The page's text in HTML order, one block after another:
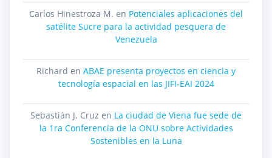
Carlos Hinestroza M. en Potenciales aplicaciones del
satélite Sucre para la actividad pesquera de
Venezuela
Richard en ABAE presenta proyectos en ciencia y
tecnología espacial en las JIFI-EAI 2024
Sebastián J. Cruz en La ciudad de Viena fue sede de
la 1ra Conferencia de la ONU sobre Actividades
Sostenibles en la Luna